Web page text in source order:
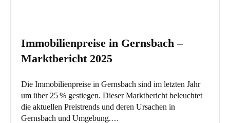
Immobilienpreise in Gernsbach –
Marktbericht 2025
Die Immobilienpreise in Gernsbach sind im letzten Jahr
um über 25 % gestiegen. Dieser Marktbericht beleuchtet
die aktuellen Preistrends und deren Ursachen in
Gernsbach und Umgebung.…